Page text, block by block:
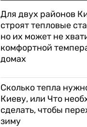
Для двух районов
строят тепловые
но их может не
комфортной
домах
Сколько тепла
Киеву, или Что
сделать, чтобы
зиму